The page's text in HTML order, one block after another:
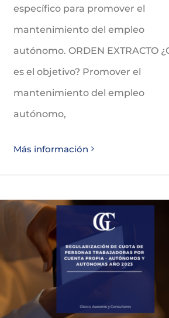
específico para promover el
mantenimiento del empleo
autónomo. ORDEN EXTRACTO
es el objetivo? Promover el
mantenimiento del empleo
autónomo,
Más información